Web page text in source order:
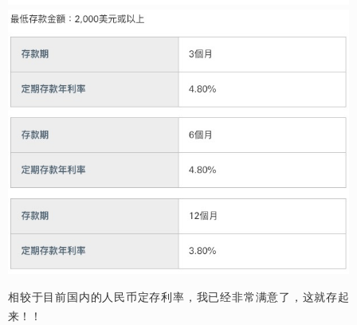
相较于目前国内的人民币定存利率，我已经非常满意了，这就存起
来！！